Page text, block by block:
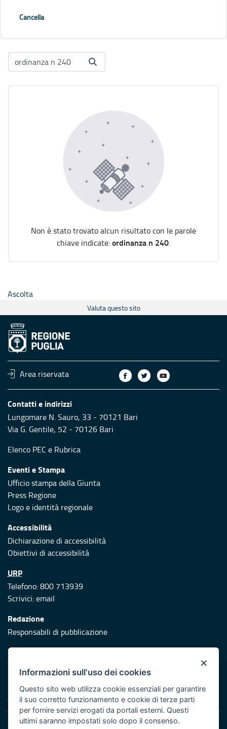
Cancella
Non è stato trovato alcun risultato con le parole
chiave indicate:ordinanza n 240.
Ascolta
Valuta questo sito
Area riservata
Contatti e indirizzi
Lungomare N. Sauro, 33 - 70121 Bari
Via G. Gentile, 52 - 70126 Bari
Elenco PEC e Rubrica
Eventi e Stampa
Ufficio stampa della Giunta
Press Regione
Logo e identità regionale
Accessibilità
Dichiarazione di accessibilità
Obiettivi di accessibilità
URP
Telefono: 800 713939
Scrivici:email
Redazione
Responsabili di pubblicazione
Protezione civile
Vai al sito di Protezione Civile Puglia
Iniziativa finanziata con risorse del POR Puglia 2014/2020 -
Asse XI
Note legali
×
Informazioni sull'uso dei cookies
Questo sito web utilizza cookie essenziali per garantire
il suo corretto funzionamento e cookie di terze parti
per fornire servizi erogati da portali esterni. Questi
ultimi saranno impostati solo dopo il consenso.